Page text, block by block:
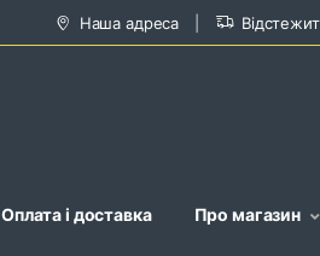
Наша адреса
Оплата і доставка Про магазин